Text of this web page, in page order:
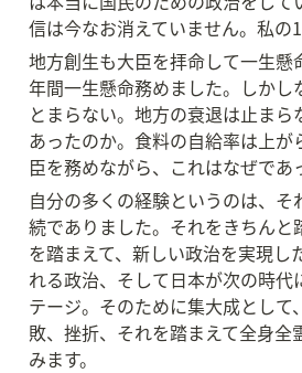
信は今なお消えていません。私の1
地方創生も大臣を拝命して一生懸
年間一生懸命務めました。しかし
とまらない。地方の衰退は止まら
あったのか。食料の自給率は上が
臣を務めながら、これはなぜであ
自分の多くの経験というのは、そ
続でありました。それをきちんと
を踏まえて、新しい政治を実現し
れる政治、そして日本が次の時代
テージ。そのために集大成として
敗、挫折、それを踏まえて全身全
みます。